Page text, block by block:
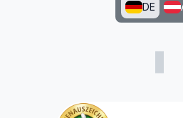
DE